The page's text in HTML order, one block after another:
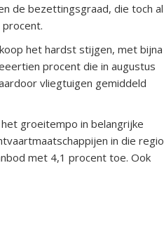
de bezettingsgraad, die toch al
het hardst stijgen, met bijna
procent die in augustus
vliegtuigen gemiddeld
groeitempo in belangrijke
in die regio
met 4,1 procent toe. Ook